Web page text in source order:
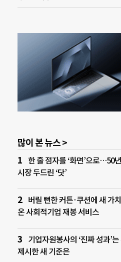
많이 본 뉴스 >
한 줄 점자를 ‘화면’으로…50
시장 두드린 ‘닷’
버릴 뻔한 커튼·쿠션에 새 가
온 사회적기업 재봉 서비스
기업자원봉사의 ‘진짜 성과’
제시한 새 기준은